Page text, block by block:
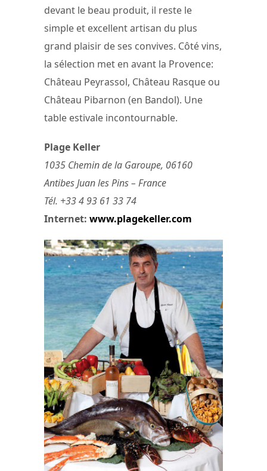
devant le beau produit, il reste le
simple et excellent artisan du plus
grand plaisir de ses convives. Côté vins,
la sélection met en avant la Provence:
Château Peyrassol, Château Rasque ou
Château Pibarnon (en Bandol). Une
table estivale incontournable.
Plage Keller
1035 Chemin de la Garoupe, 06160
Antibes Juan les Pins – France
Tél. +33 4 93 61 33 74
Internet: www.plagekeller.com